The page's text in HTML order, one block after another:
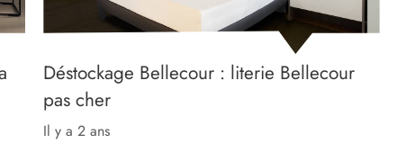
Déstockage Bellecour : literie Bellecour
pas cher
il y a 2 ans